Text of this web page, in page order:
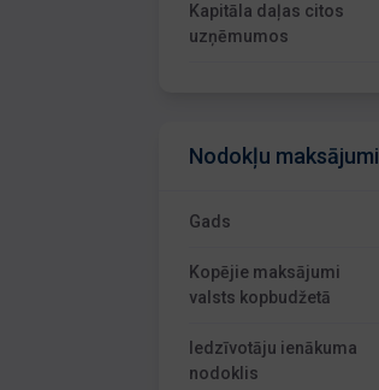
Kapitāla daļas citos
uzņēmumos
Nodokļu maksājumi
Gads
Kopējie maksājumi
valsts kopbudžetā
Iedzīvotāju ienākuma
nodoklis